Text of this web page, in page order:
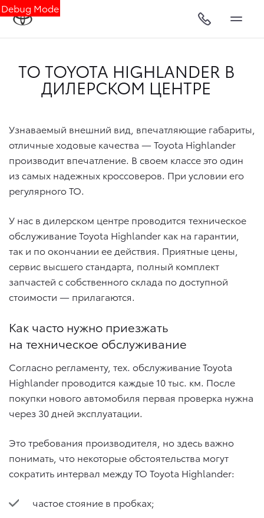
Debug Mode
ТО TOYOTA HIGHLANDER В
ДИЛЕРСКОМ ЦЕНТРЕ
Узнаваемый внешний вид, впечатляющие габариты,
отличные ходовые качества — Toyota Highlander
производит впечатление. В своем классе это один
из самых надежных кроссоверов. При условии его
регулярного ТО.
У нас в дилерском центре проводится техническое
обслуживание Toyota Highlander как на гарантии,
так и по окончании ее действия. Приятные цены,
сервис высшего стандарта, полный комплект
запчастей с собственного склада по доступной
стоимости — прилагаются.
Как часто нужно приезжать
на техническое обслуживание
Согласно регламенту, тех. обслуживание Toyota
Highlander проводится каждые 10 тыс. км. После
покупки нового автомобиля первая проверка нужна
через 30 дней эксплуатации.
Это требования производителя, но здесь важно
понимать, что некоторые обстоятельства могут
сократить интервал между ТО Toyota Highlander:
частое стояние в пробках;